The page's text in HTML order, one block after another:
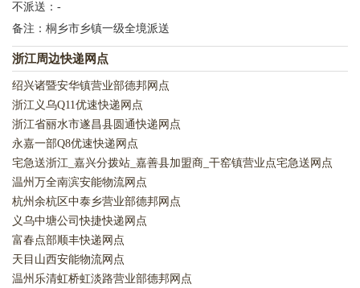
不派送：-
备注：桐乡市乡镇一级全境派送
浙江周边快递网点
绍兴诸暨安华镇营业部德邦网点
浙江义乌Q11优速快递网点
浙江省丽水市遂昌县圆通快递网点
永嘉一部Q8优速快递网点
宅急送浙江_嘉兴分拨站_嘉善县加盟商_干窑镇营业点宅急送网点
温州万全南滨安能物流网点
杭州余杭区中泰乡营业部德邦网点
义乌中塘公司快捷快递网点
富春点部顺丰快递网点
天目山西安能物流网点
温州乐清虹桥虹淡路营业部德邦网点